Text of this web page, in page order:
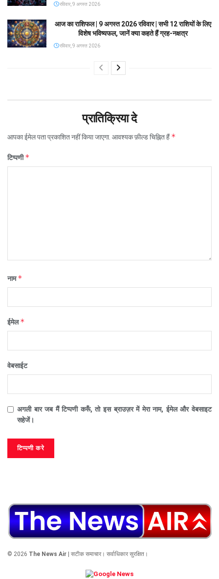
रविवार, 9 अगस्त 2026
आज का राशिफल | 9 अगस्त 2026 रविवार | सभी 12 राशियों के लिए
विशेष भविष्यफल, जानें क्या कहते हैं ग्रह-नक्षत्र
रविवार, 9 अगस्त 2026
प्रातिक्रिया दे
आपका ईमेल पता प्रकाशित नहीं किया जाएगा. आवश्यक फ़ील्ड चिह्नित हैं*
टिप्पणी*
नाम*
ईमेल*
वेबसाईट
अगली बार जब मैं टिप्पणी करूँ, तो इस ब्राउज़र में मेरा नाम, ईमेल और वेबसाइट
सहेजें।
© 2026 The News Air | सटीक समाचार। सर्वाधिकार सुरक्षित।